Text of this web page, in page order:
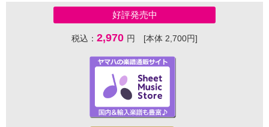
好評発売中
税込： 2,970 円 [本体 2,700円]